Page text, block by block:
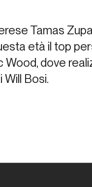
Tamas
età il top
dove
Will Bosi.